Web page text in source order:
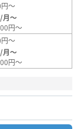
～
月～
円～
～
月～
円～